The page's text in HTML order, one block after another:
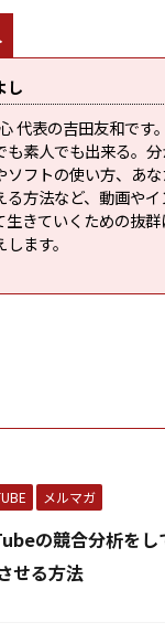
し
代表の吉田友和です
も素人でも出来る。
ソフトの使い方、あ
る方法など、動画や
生きていくための抜
ます。
メルマガ
の競合分析をし
せる方法